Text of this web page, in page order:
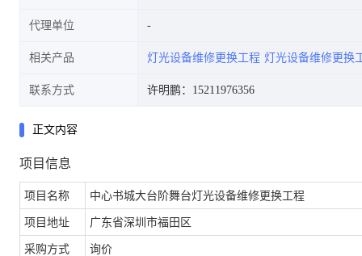
代理单位
相关产品 灯光设备维修更换工程 灯光设备维修更换
联系方式 许明鹏：15211976356
正文内容
项目信息
项目名称 中心书城大台阶舞台灯光设备维修更换工程
项目地址 广东省深圳市福田区
采购方式 询价